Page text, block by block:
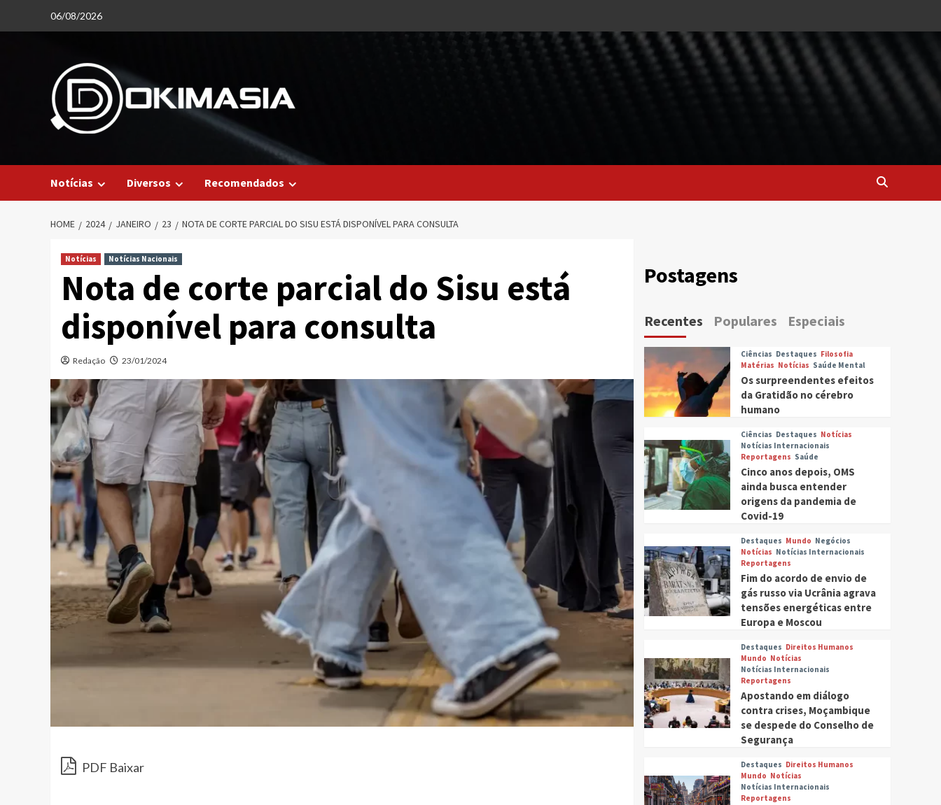
06/08/2026
Notícias Diversos Recomendados
HOME 2024 JANEIRO 23 NOTA DE CORTE PARCIAL DO SISU ESTÁ DISPONÍVEL PARA CONSULTA
Notícias Notícias Nacionais
Nota de corte parcial do Sisu está
disponível para consulta
Redação 23/01/2024
PDF Baixar
áudio
Postagens
Recentes Populares Especiais
Ciências Destaques Filosofia
Matérias Notícias Saúde Mental
Os surpreendentes efeitos
da Gratidão no cérebro
humano
Ciências Destaques Notícias
Notícias Internacionais
Reportagens Saúde
Cinco anos depois, OMS
ainda busca entender
origens da pandemia de
Covid-19
Destaques Mundo Negócios
Notícias Notícias Internacionais
Reportagens
Fim do acordo de envio de
gás russo via Ucrânia agrava
tensões energéticas entre
Europa e Moscou
Destaques Direitos Humanos
Mundo Notícias
Notícias Internacionais
Reportagens
Apostando em diálogo
contra crises, Moçambique
se despede do Conselho de
Segurança
Destaques Direitos Humanos
Mundo Notícias
Notícias Internacionais
Reportagens